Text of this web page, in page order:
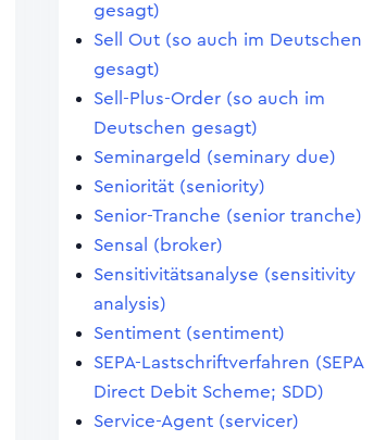
gesagt)
Sell Out (so auch im Deutschen
gesagt)
Sell-Plus-Order (so auch im
Deutschen gesagt)
Seminargeld (seminary due)
Seniorität (seniority)
Senior-Tranche (senior tranche)
Sensal (broker)
Sensitivitätsanalyse (sensitivity
analysis)
Sentiment (sentiment)
SEPA-Lastschriftverfahren (SEPA
Direct Debit Scheme; SDD)
Service-Agent (servicer)